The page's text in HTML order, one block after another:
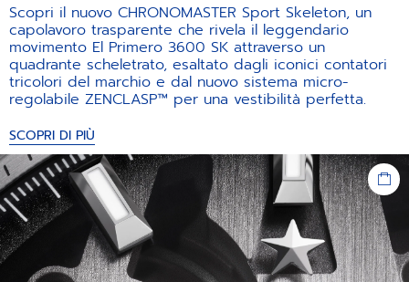
Scopri il nuovo CHRONOMASTER Sport Skeleton, un
capolavoro trasparente che rivela il leggendario
movimento El Primero 3600 SK attraverso un
quadrante scheletrato, esaltato dagli iconici contatori
tricolori del marchio e dal nuovo sistema micro-
regolabile ZENCLASP™ per una vestibilità perfetta.
SCOPRI DI PIÙ